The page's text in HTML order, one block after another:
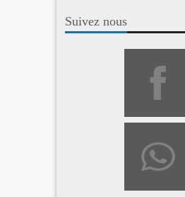
Suivez nous